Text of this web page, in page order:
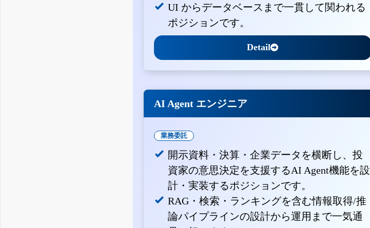
UI からデータベースまで一貫して関われる
ポジションです。
Detail
AI Agent エンジニア
業務委託
開示資料・決算・企業データを横断し、投
資家の意思決定を支援するAI Agent機能を設
計・実装するポジションです。
RAG・検索・ランキングを含む情報取得/推
論パイプラインの設計から運用まで一気通